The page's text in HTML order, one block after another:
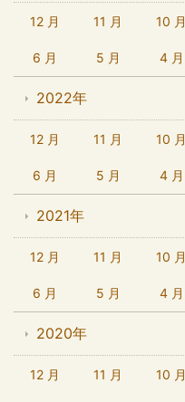
12 月 11 月 10 月
6 月 5 月 4 月
2022年
12 月 11 月 10 月
6 月 5 月 4 月
2021年
12 月 11 月 10 月
6 月 5 月 4 月
2020年
12 月 11 月 10 月